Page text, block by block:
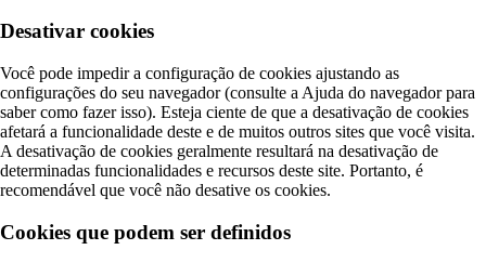
Desativar cookies
Você pode impedir a configuração de cookies ajustando as
configurações do seu navegador (consulte a Ajuda do navegador para
saber como fazer isso). Esteja ciente de que a desativação de cookies
afetará a funcionalidade deste e de muitos outros sites que você visita.
A desativação de cookies geralmente resultará na desativação de
determinadas funcionalidades e recursos deste site. Portanto, é
recomendável que você não desative os cookies.
Cookies que podem ser definidos